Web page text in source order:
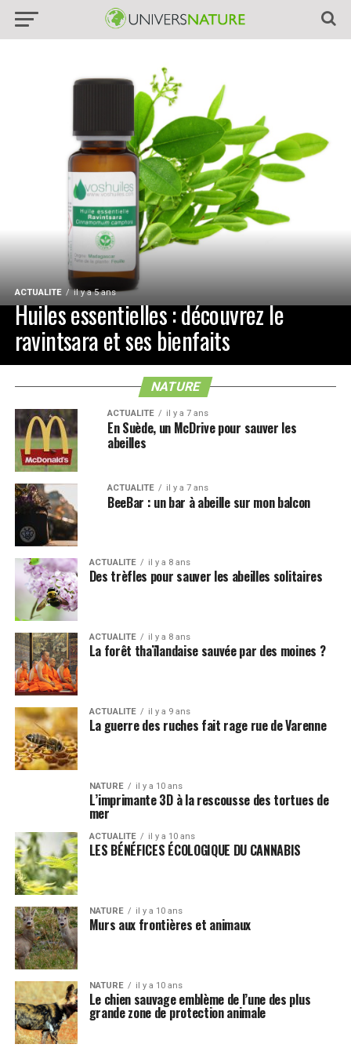
ACTUALITE il y a 5 ans
Huiles essentielles : découvrez le
ravintsara et ses bienfaits
NATURE
ACTUALITE il y a 7 ans
En Suède, un McDrive pour sauver les
abeilles
ACTUALITE il y a 7 ans
BeeBar : un bar à abeille sur mon balcon
ACTUALITE il y a 8 ans
Des trèfles pour sauver les abeilles solitaires
ACTUALITE il y a 8 ans
La forêt thaïlandaise sauvée par des moines ?
ACTUALITE il y a 9 ans
La guerre des ruches fait rage rue de Varenne
NATURE il y a 10 ans
L’imprimante 3D à la rescousse des tortues de
mer
ACTUALITE il y a 10 ans
LES BÉNÉFICES ÉCOLOGIQUE DU CANNABIS
NATURE il y a 10 ans
Murs aux frontières et animaux
NATURE il y a 10 ans
Le chien sauvage emblème de l’une des plus
grande zone de protection animale